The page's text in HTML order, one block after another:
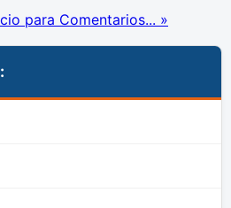
para Comentarios... »